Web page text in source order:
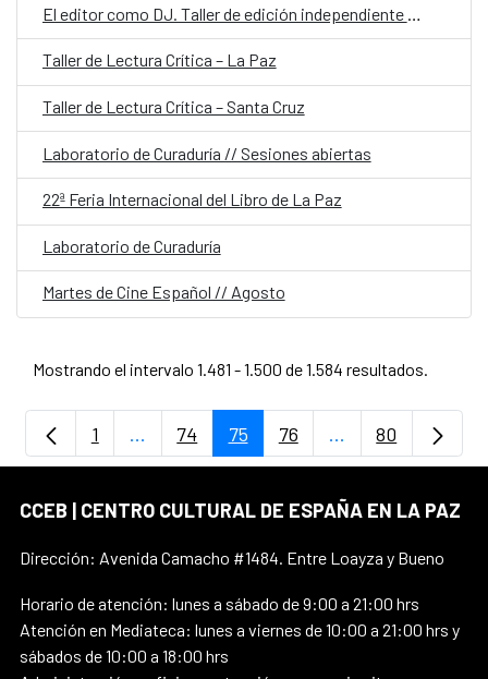
Taller de Lectura Crítica – La Paz
Taller de Lectura Crítica – Santa Cruz
Laboratorio de Curaduría // Sesiones abiertas
22ª Feria Internacional del Libro de La Paz
Laboratorio de Curaduría
Martes de Cine Español // Agosto
Mostrando el intervalo 1.481 - 1.500 de 1.584 resultados.
Página
1 ...Páginas intermedias Use TAB para
Página
74 Página
75 Página
76 ...PáginasPágina
80
CCEB | CENTRO CULTURAL DE ESPAÑA EN LA PAZ
Dirección: Avenida Camacho #1484. Entre Loayza y Bueno
Horario de atención: lunes a sábado de 9:00 a 21:00 hrs
Atención en Mediateca: lunes a viernes de 10:00 a 21:00 hrs y
sábados de 10:00 a 18:00 hrs